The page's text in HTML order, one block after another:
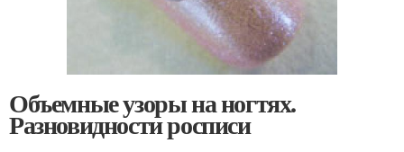
Объемные узоры на ногтях.
Разновидности росписи